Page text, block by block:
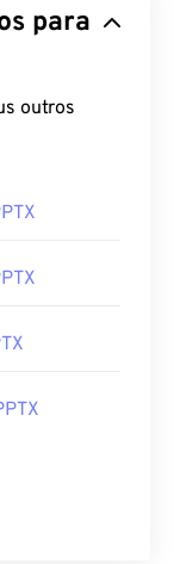
para
outros